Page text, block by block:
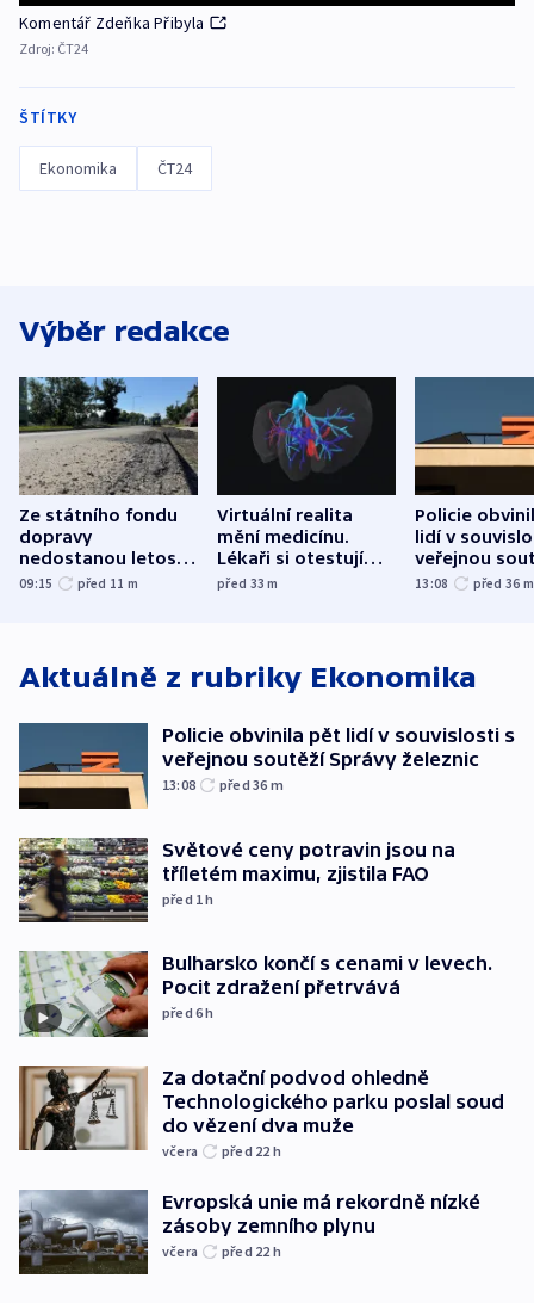
Komentář Zdeňka Přibyla
Zdroj: ČT24
ŠTÍTKY
Ekonomika ČT24
Výběr redakce
Ze státního fondu
dopravy
nedostanou letos
kraje na silnice ani
09:15 před 11 m
Virtuální realita
mění medicínu.
Lékaři si otestují
každý řez, říká
před 33m
Policie
lidí v
veřejnou
Správy
13:08 před 36 m
Aktuálně z rubriky Ekonomika
Policie obvinila pět lidí v souvislosti s
veřejnou soutěží Správy železnic
13:08 před 36 m
Světové ceny potravin jsou na
tříletém maximu, zjistila FAO
před 1h
Bulharsko končí s cenami v levech.
Pocit zdražení přetrvává
před 6h
Za dotační podvod ohledně
Technologického parku poslal soud
do vězení dva muže
včera před 22 h
Evropská unie má rekordně nízké
zásoby zemního plynu
včera před 22 h